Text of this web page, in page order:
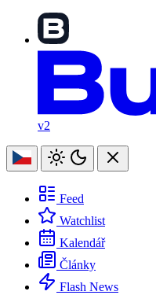
v2
Feed
Watchlist
Kalendář
Články
Flash News